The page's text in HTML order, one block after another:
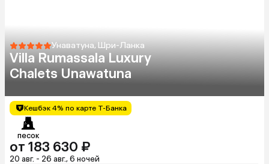
Унаватуна, Шри-Ланка
Villa Rumassala Luxury
Chalets Unawatuna
Кешбэк 4% по карте Т-Банка
песок
от 183 630 ₽
20 авг. - 26 авг., 6 ночей